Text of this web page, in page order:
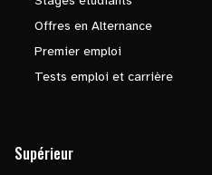
Offres en Alternance
Premier emploi
Tests emploi et carrière
Supérieur